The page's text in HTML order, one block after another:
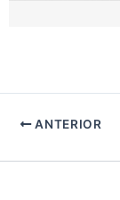
ANTERIOR